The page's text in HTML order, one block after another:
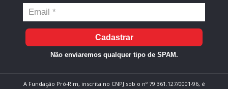
Cadastrar
Não enviaremos qualquer tipo de SPAM.
A Fundação Pró-Rim, inscrita no CNPJ sob o nº 79.361.127/0001-96, é